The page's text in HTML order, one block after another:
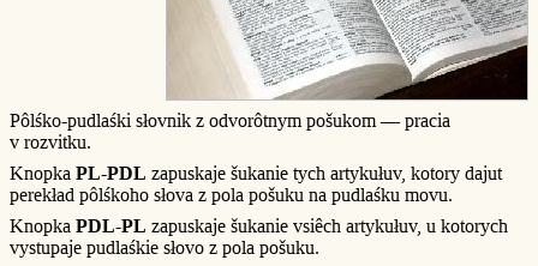
Pôlśko-pudlaśki słovnik z odvorôtnym pošukom — pracia
v rozvitku.
Knopka PL-PDL zapuskaje šukanie tych artykułuv, kotory dajut
perekład pôlśkoho słova z pola pošuku na pudlaśku movu.
Knopka PDL-PL zapuskaje šukanie vsiêch artykułuv, u kotorych
vystupaje pudlaśkie słovo z pola pošuku.